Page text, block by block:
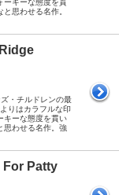
ーキーな態度を貫
思わせる名作。
・チルドレンの最
りはカラフルな印
キーな態度を貫い
思わせる名作。強
For Patty